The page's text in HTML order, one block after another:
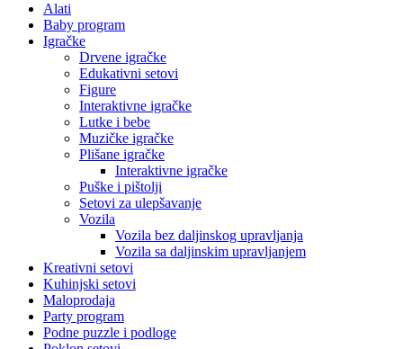
Alati
Baby program
Igračke
Drvene igračke
Edukativni setovi
Figure
Interaktivne igračke
Lutke i bebe
Muzičke igračke
Plišane igračke
Interaktivne igračke
Puške i pištolji
Setovi za ulepšavanje
Vozila
Vozila bez daljinskog upravljanja
Vozila sa daljinskim upravljanjem
Kreativni setovi
Kuhinjski setovi
Maloprodaja
Party program
Podne puzzle i podloge